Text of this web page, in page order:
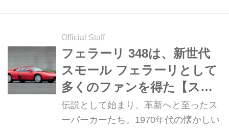
Official Staff
フェラーリ 348は、新世代
スモール フェラーリとして
多くのファンを得た【スー
パーカークロニクル・完全
版／025】
伝説として始まり、革新へと至ったス
ーパーカーたち。1970年代の懐かしい